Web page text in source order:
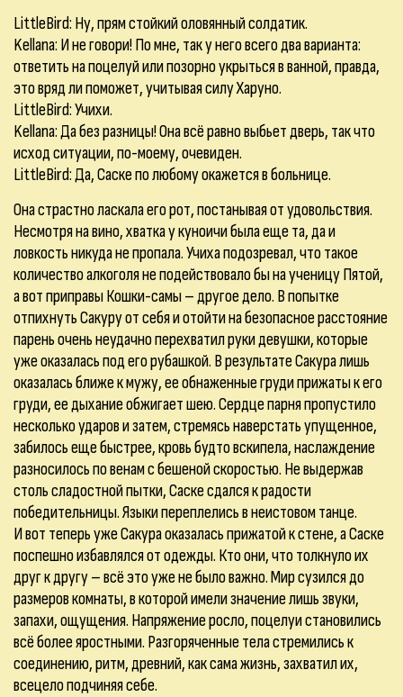
LittleBird: Ну, прям стойкий оловянный солдатик.
Kellana: И не говори! По мне, так у него всего два варианта:
ответить на поцелуй или позорно укрыться в ванной, правда,
это вряд ли поможет, учитывая силу Харуно.
LittleBird:Учихи.
Kellana:Да без разницы! Она всё равно выбьет дверь, так что
исход ситуации, по-моему, очевиден.
LittleBird:Да, Саске по любому окажется в больнице.
Она страстно ласкала его рот, постанывая от удовольствия.
Несмотря на вино, хватка у куноичи была еще та, да и
ловкость никуда не пропала. Учиха подозревал, что такое
количество алкоголя не подействовало бы на ученицу Пятой,
а вот приправы Кошки-самы – другое дело. В попытке
отпихнуть Сакуру от себя и отойти на безопасное расстояние
парень очень неудачно перехватил руки девушки, которые
уже оказалась под его рубашкой. В результате Сакура лишь
оказалась ближе к мужу, ее обнаженные груди прижаты к его
груди, ее дыхание обжигает шею. Сердце парня пропустило
несколько ударов и затем, стремясь наверстать упущенное,
забилось еще быстрее, кровь будто вскипела, наслаждение
разносилось по венам с бешеной скоростью. Не выдержав
столь сладостной пытки, Саске сдался к радости
победительницы. Языки переплелись в неистовом танце.
И вот теперь уже Сакура оказалась прижатой к стене, а Саске
поспешно избавлялся от одежды. Кто они, что толкнуло их
друг к другу – всё это уже не было важно. Мир сузился до
размеров комнаты, в которой имели значение лишь звуки,
запахи, ощущения. Напряжение росло, поцелуи становились
всё более яростными. Разгоряченные тела стремились к
соединению, ритм, древний, как сама жизнь, захватил их,
всецело подчиняя себе.